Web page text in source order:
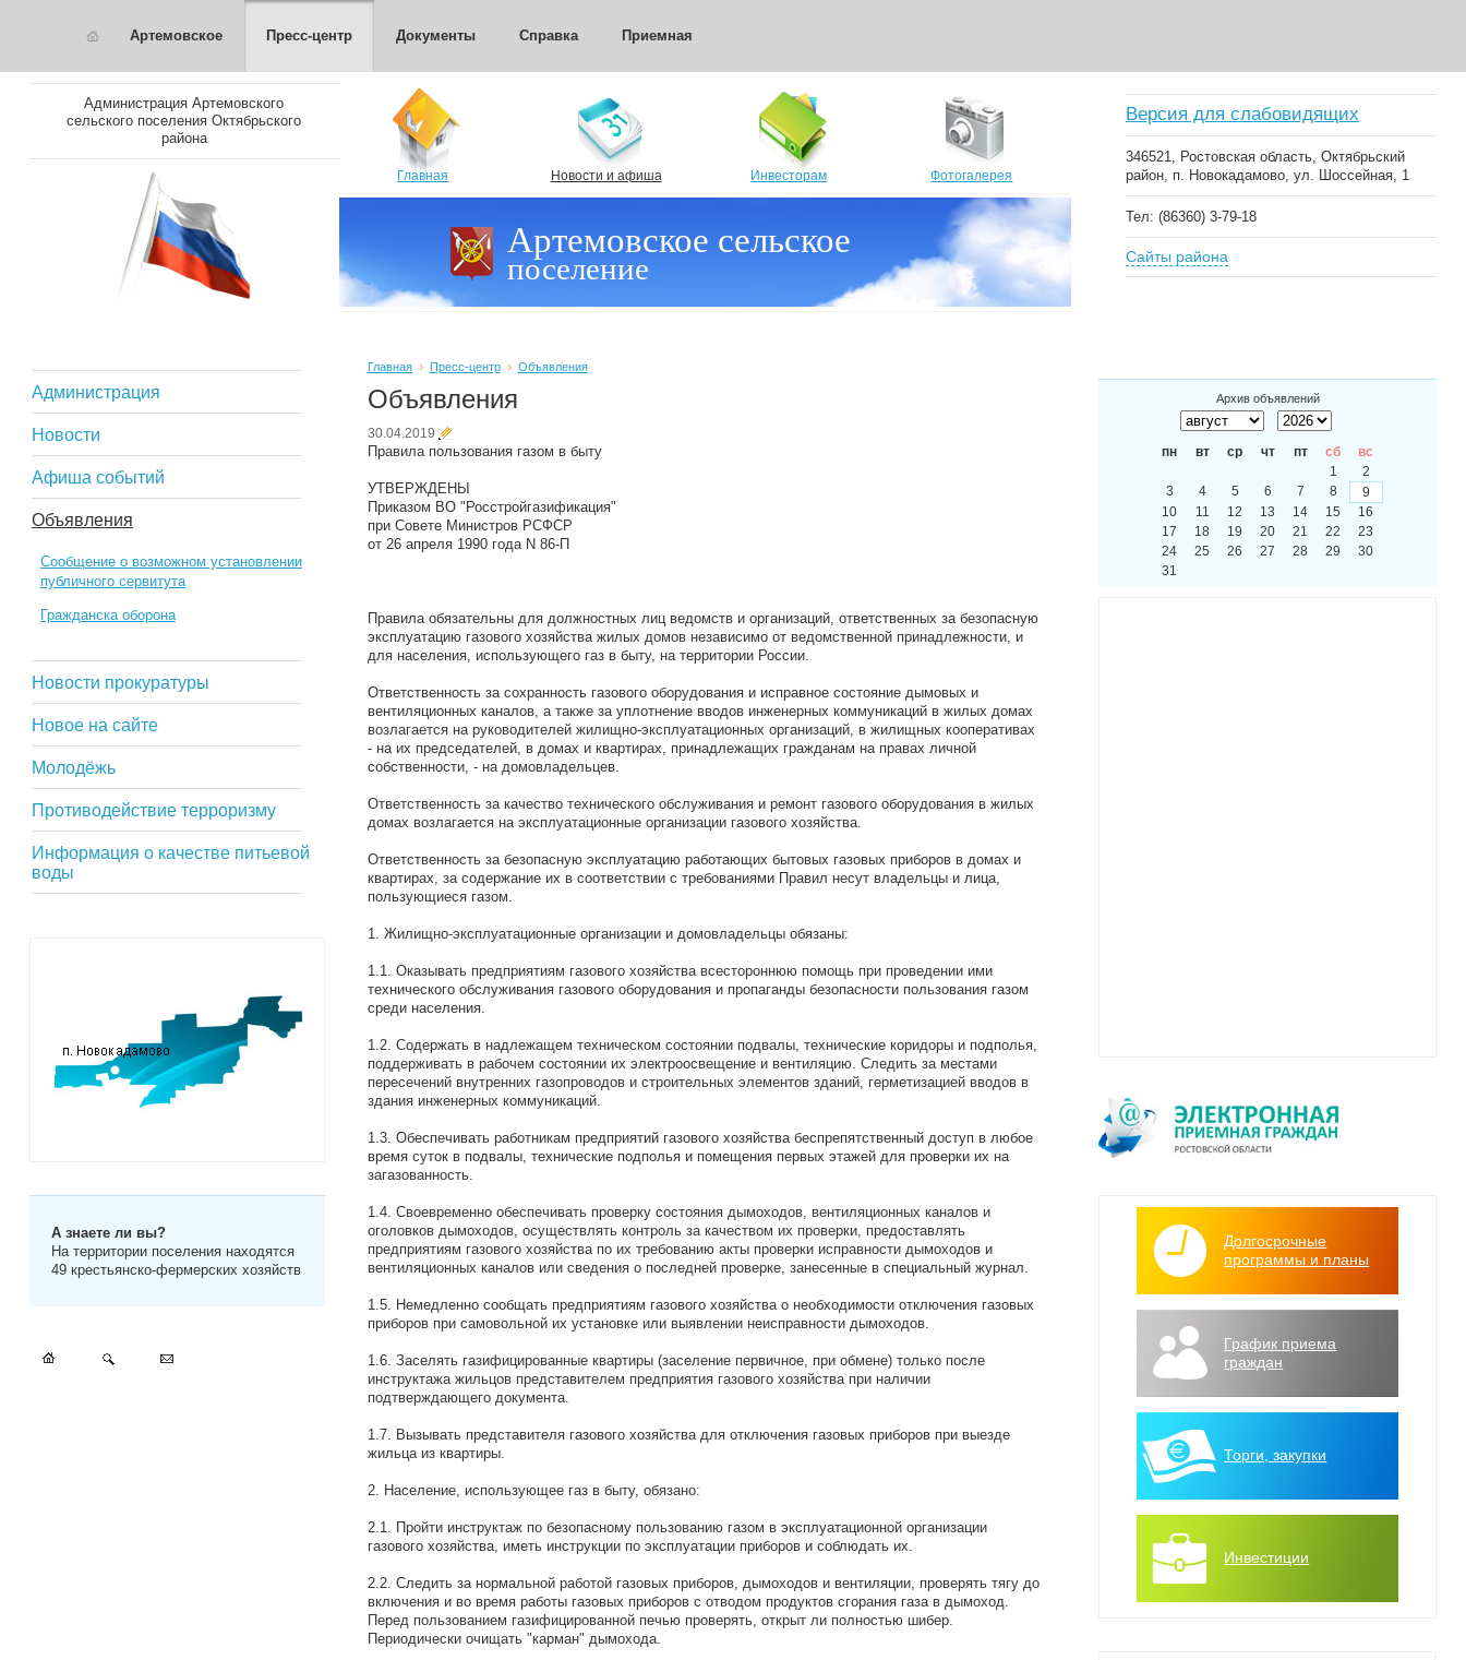
Артемовское Пресс-центр Документы Справка Приемная
Администрация Артемовского
сельского поселения Октябрьского
района
Главная Новости и афиша Инвесторам Фотогалерея
Артемовское сельское
поселение
Версия для слабовидящих
346521, Ростовская область, Октябрьский
район, п. Новокадамово, ул. Шоссейная, 1
Тел: (86360) 3-79-18
Сайты района
Администрация
Новости
Афиша событий
Объявления
Сообщение о возможном установлении
публичного сервитута
Гражданска оборона
Новости прокуратуры
Новое на сайте
Молодёжь
Противодействие терроризму
Информация о качестве питьевой
воды
А знаете ли вы?
На территории поселения находятся
49 крестьянско-фермерских хозяйств
Главная Пресс-центр Объявления
Объявления
30.04.2019
Правила пользования газом в быту
УТВЕРЖДЕНЫ
Приказом ВО "Росстройгазификация"
при Совете Министров РСФСР
от 26 апреля 1990 года N 86-П
Правила обязательны для должностных лиц ведомств и организаций, ответственных за безопасную
эксплуатацию газового хозяйства жилых домов независимо от ведомственной принадлежности, и
для населения, использующего газ в быту, на территории России.
Ответственность за сохранность газового оборудования и исправное состояние дымовых и
вентиляционных каналов, а также за уплотнение вводов инженерных коммуникаций в жилых домах
возлагается на руководителей жилищно-эксплуатационных организаций, в жилищных кооперативах
- на их председателей, в домах и квартирах, принадлежащих гражданам на правах личной
собственности, - на домовладельцев.
Ответственность за качество технического обслуживания и ремонт газового оборудования в жилых
домах возлагается на эксплуатационные организации газового хозяйства.
Ответственность за безопасную эксплуатацию работающих бытовых газовых приборов в домах и
квартирах, за содержание их в соответствии с требованиями Правил несут владельцы и лица,
пользующиеся газом.
1. Жилищно-эксплуатационные организации и домовладельцы обязаны:
1.1. Оказывать предприятиям газового хозяйства всестороннюю помощь при проведении ими
технического обслуживания газового оборудования и пропаганды безопасности пользования газом
среди населения.
1.2. Содержать в надлежащем техническом состоянии подвалы, технические коридоры и подполья,
поддерживать в рабочем состоянии их электроосвещение и вентиляцию. Следить за местами
пересечений внутренних газопроводов и строительных элементов зданий, герметизацией вводов в
здания инженерных коммуникаций.
1.3. Обеспечивать работникам предприятий газового хозяйства беспрепятственный доступ в любое
время суток в подвалы, технические подполья и помещения первых этажей для проверки их на
загазованность.
1.4. Своевременно обеспечивать проверку состояния дымоходов, вентиляционных каналов и
оголовков дымоходов, осуществлять контроль за качеством их проверки, предоставлять
предприятиям газового хозяйства по их требованию акты проверки исправности дымоходов и
вентиляционных каналов или сведения о последней проверке, занесенные в специальный журнал.
1.5. Немедленно сообщать предприятиям газового хозяйства о необходимости отключения газовых
приборов при самовольной их установке или выявлении неисправности дымоходов.
1.6. Заселять газифицированные квартиры (заселение первичное, при обмене) только после
инструктажа жильцов представителем предприятия газового хозяйства при наличии
подтверждающего документа.
1.7. Вызывать представителя газового хозяйства для отключения газовых приборов при выезде
жильца из квартиры.
2. Население, использующее газ в быту, обязано:
2.1. Пройти инструктаж по безопасному пользованию газом в эксплуатационной организации
газового хозяйства, иметь инструкции по эксплуатации приборов и соблюдать их.
2.2. Следить за нормальной работой газовых приборов, дымоходов и вентиляции, проверять тягу до
включения и во время работы газовых приборов с отводом продуктов сгорания газа в дымоход.
Перед пользованием газифицированной печью проверять, открыт ли полностью шибер.
Периодически очищать "карман" дымохода.
Архив объявлений
пн вт ср чт пт сб
вс
1
2
3
4 5 6 7 8
9
10
11 12 13 14 15
16
17
18 19 20 21 22
23
24
25 26 27 28 29
30
31
Долгосрочные
программы и планы
График приема
граждан
Торги, закупки
Инвестиции